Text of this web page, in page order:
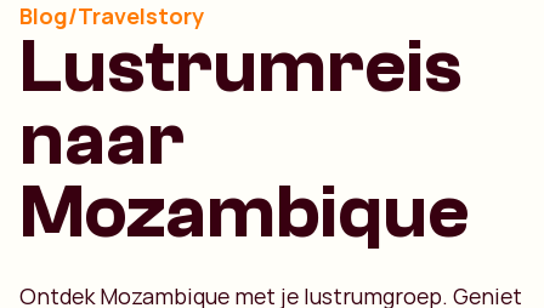
Blog/Travelstory
Lustrumreis
naar
Mozambique
Ontdek Mozambique met je lustrumgroep. Geniet